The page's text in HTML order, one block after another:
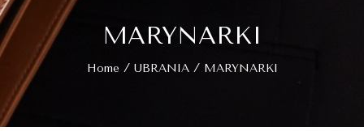
MARYNARKI
Home UBRANIA MARYNARKI